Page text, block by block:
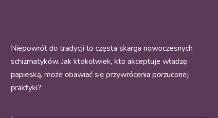
Niepowrót do tradycji to częsta skarga nowoczesnych
schizmatyków. Jak ktokolwiek, kto akceptuje władzę
papieską, może obawiać się przywrócenia porzuconej
praktyki?